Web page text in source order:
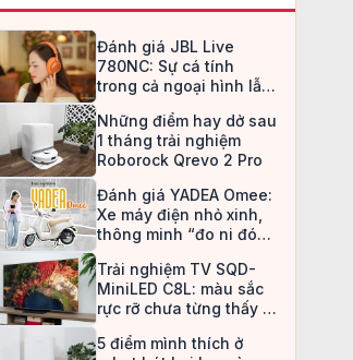
Đánh giá JBL Live
780NC: Sự cá tính
trong cả ngoại hình lẫn
Những điểm hay dở sau
1 tháng trải nghiệm
Roborock Qrevo 2 Pro
Đánh giá YADEA Omee:
Xe máy điện nhỏ xinh,
thông minh “đo ni đóng
Trải nghiệm TV SQD-
MiniLED C8L: màu sắc
rực rỡ chưa từng thấy ở
5 điểm mình thích ở